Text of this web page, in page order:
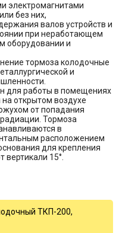
электромагнитами
без них,
валов устройств и
при неработающем
оборудовании и
тормоза колодочные
и
для работы в помещениях
открытом воздухе
от попадания
Тормоза
в
расположением
для крепления
вертикали 15°.
ТКП-200,